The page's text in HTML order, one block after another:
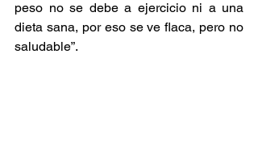
peso no se debe a ejercicio ni a una
dieta sana, por eso se ve flaca, pero no
saludable”.